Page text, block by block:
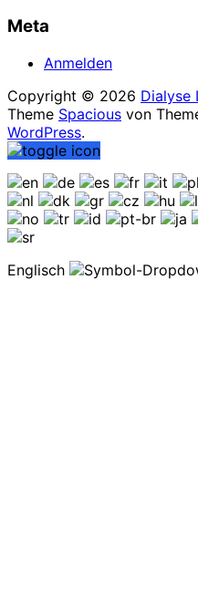
Meta
Anmelden
Copyright © 2026 Dialyse
Theme Spacious von
WordPress.
Englisch